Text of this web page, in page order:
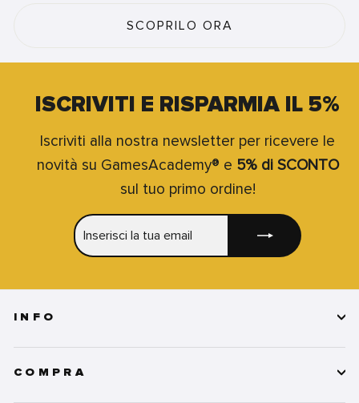
SCOPRILO ORA
ISCRIVITI E RISPARMIA IL 5%
Iscriviti alla nostra newsletter per ricevere le
novità su GamesAcademy® e 5% di SCONTO
sul tuo primo ordine!
LA
INFO
COMPRA